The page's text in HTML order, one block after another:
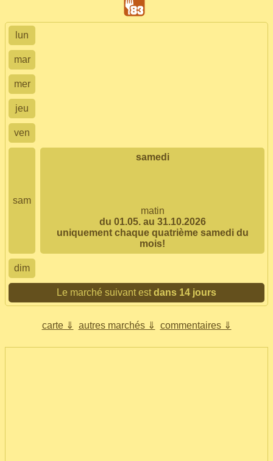
lun
mar
mer
jeu
ven
sam
samedi
matin
du 01.05. au 31.10.2026
uniquement chaque quatrième samedi du
mois!
dim
Le marché suivant estdans 14 jours
carte ⇓ autres marchés ⇓ commentaires ⇓